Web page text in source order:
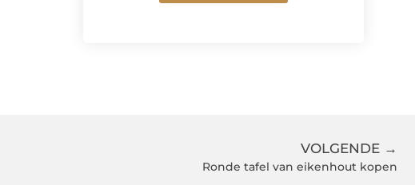
VOLGENDE →
Ronde tafel van eikenhout kopen